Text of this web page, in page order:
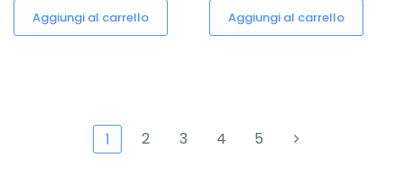
Aggiungi al carrello Aggiungi al carrello
1 2 3 4 5